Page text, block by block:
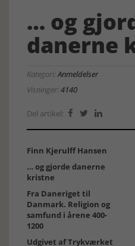
… og
danerne
Kategori:Anmeldelser
Visninger:4140
Del artikel:   
Finn Kjerulff Hansen
… og gjorde danerne
kristne
Fra Daneriget til
Danmark. Religion og
samfund i årene 400-
1200
Udgivet af Trykværket